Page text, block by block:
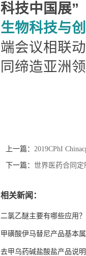
科技中国展
生物科技与
端会议相联
同缔造亚洲
上一篇： 2019CPhI
下一篇： 世界医药合同定
相关新闻：
二氯乙醚主要有哪些应用？
甲磺酸伊马替尼产品基本
去甲乌药碱盐酸盐产品说明